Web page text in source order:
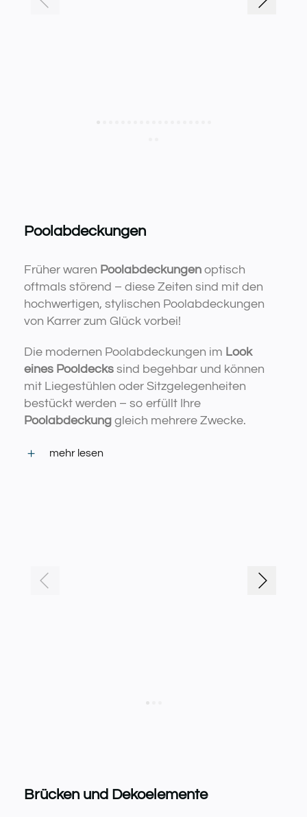
Poolabdeckungen
Früher waren Poolabdeckungen optisch
oftmals störend – diese Zeiten sind mit den
hochwertigen, stylischen Poolabdeckungen
von Karrer zum Glück vorbei!
Die modernen Poolabdeckungen im Look
eines Pooldecks sind begehbar und können
mit Liegestühlen oder Sitzgelegenheiten
bestückt werden – so erfüllt Ihre
Poolabdeckung gleich mehrere Zwecke.
mehr lesen
Brücken und Dekoelemente